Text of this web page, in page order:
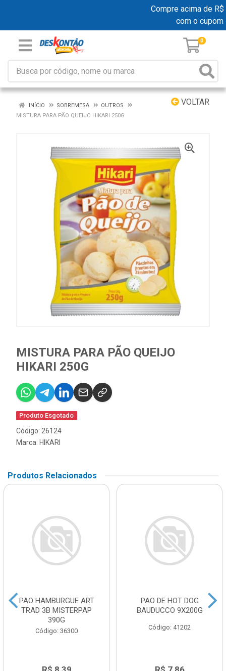
Compre acima de
com o cupom
0
VOLTAR
INÍCIO SOBREMESA
OUTROS
MISTURA PARA PÃO QUEIJO HIKARI 250G
MISTURA PARA PÃO QUEIJO
HIKARI 250G
Produto Esgotado
Código: 26124
Marca: HIKARI
Produtos Relacionados
PAO HAMBURGUE ART
TRAD 3B MISTERPAP
390G
Código: 36300
PAO DE HOT DOG
BAUDUCCO 9X200G
Código: 41202